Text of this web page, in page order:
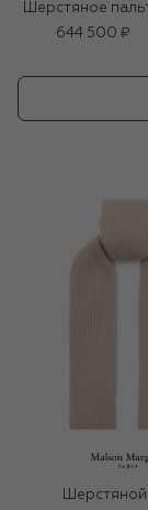
Шерстяное
644 500 ₽